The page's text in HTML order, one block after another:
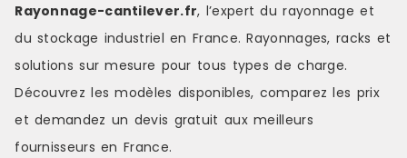
récipients, galvanisé - sabot de
protection des échelles. Module :
Suivant Capacité stockage : 9 fûts
de 60 litres couchés Nbre de
niveaux : 3 Matière bac : Tôle
d'acier 3 mm Caillebotis : Non
Capacité rétention (L) : 200 Dim.
ext. Lxpxh (mm) : 1430 x 800 x 2000
profondeur
: Suivant
niveaux : 2
d'acier 3
Capacité
Rayonnage-cantilever.fr, l’expert du rayonnage et
du stockage industriel en France. Rayonnages, racks et
solutions sur mesure pour tous types de charge.
Découvrez les modèles disponibles, comparez les prix
et demandez un devis gratuit aux meilleurs
fournisseurs en France.